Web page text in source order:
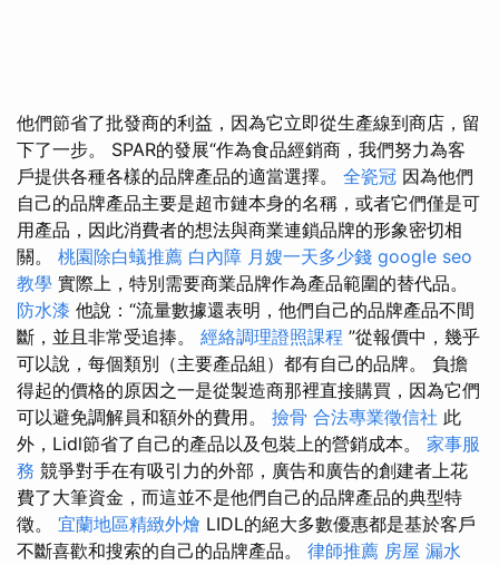
他們節省了批發商的利益，因為它立即從生產線到商店，留
下了一步。 SPAR的發展“作為食品經銷商，我們努力為客
戶提供各種各樣的品牌產品的適當選擇。 全瓷冠 因為他們
自己的品牌產品主要是超市鏈本身的名稱，或者它們僅是可
用產品，因此消費者的想法與商業連鎖品牌的形象密切相
關。 桃園除白蟻推薦 白內障 月嫂一天多少錢 google seo
教學 實際上，特別需要商業品牌作為產品範圍的替代品。
防水漆 他說：“流量數據還表明，他們自己的品牌產品不間
斷，並且非常受追捧。 經絡調理證照課程 ”從報價中，幾乎
可以說，每個類別（主要產品組）都有自己的品牌。 負擔
得起的價格的原因之一是從製造商那裡直接購買，因為它們
可以避免調解員和額外的費用。 撿骨 合法專業徵信社 此
外，Lidl節省了自己的產品以及包裝上的營銷成本。 家事服
務 競爭對手在有吸引力的外部，廣告和廣告的創建者上花
費了大筆資金，而這並不是他們自己的品牌產品的典型特
徵。 宜蘭地區精緻外燴 LIDL的絕大多數優惠都是基於客戶
不斷喜歡和搜索的自己的品牌產品。 律師推薦 房屋 漏水